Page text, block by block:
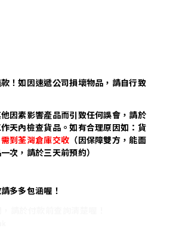
！如因速遞公司損壞物品，請自行致
因素影響產品而引致任何誤會，請於
天內檢查貨品。如有合理原因如：貨
需到荃灣倉庫交收 （因保障雙方，能面
次，請於三天前預約）
多多包涵喔！